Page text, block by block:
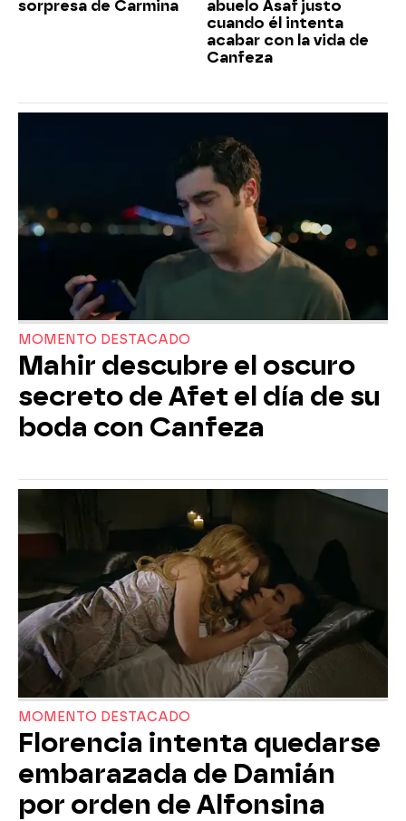
sorpresa de Carmina
abuelo Asaf justo
cuando él intenta
acabar con la vida de
Canfeza
MOMENTO DESTACADO
Mahir descubre el oscuro
secreto de Afet el día de su
boda con Canfeza
MOMENTO DESTACADO
Florencia intenta quedarse
embarazada de Damián
por orden de Alfonsina